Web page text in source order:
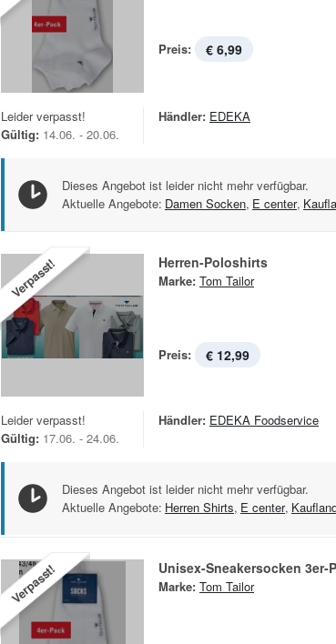
Preis: € 6,99
Leider verpasst!
Gültig: 14.06. - 20.06.
Händler: EDEKA
Dieses Angebot ist leider nicht mehr verfügbar.
Aktuelle Angebote: Damen Socken, E center,
Verpasst! Herren-Poloshirts
Marke: Tom Tailor
Preis: € 12,99
Leider verpasst!
Gültig: 17.06. - 24.06.
Händler: EDEKA Foodservice
Dieses Angebot ist leider nicht mehr verfügbar.
Aktuelle Angebote: Herren Shirts, E center,
Verpasst! Unisex-Sneakersocken 3er-
Marke: Tom Tailor